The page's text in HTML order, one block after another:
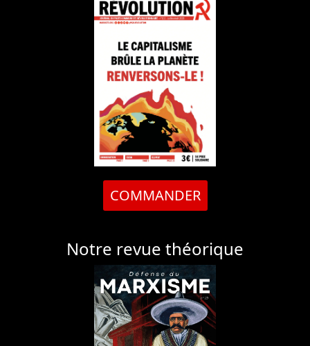
COMMANDER
Notre revue théorique